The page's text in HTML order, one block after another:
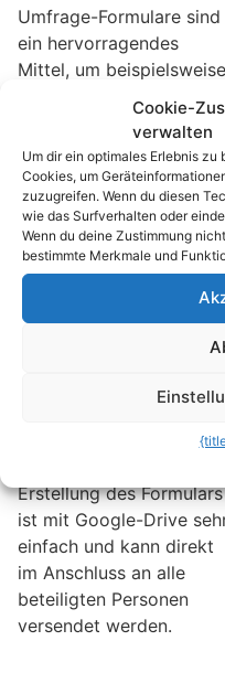
Umfrage-Formulare sind
ein hervorragendes
Mittel, um beispielsweise
Wünsche oder
Meinungen eines
Personenkreises zu
ermitteln. Dabei
erstrecken sich die
Einsatzmöglichkeiten
nicht nur auf betriebliche
Zwecke. Auch im
größeren Feierlichkeiten
Erstellung des Formulars
ist mit Google-Drive
einfach und kann direkt
im Anschluss an alle
beteiligten Personen
versendet werden.
Cookie-
verwalten
Um dir ein optimales Erlebnis
Cookies, um
zuzugreifen. Wenn du diesen
wie das Surfverhalten oder
Wenn du deine Zustimmung
bestimmte Merkmale und